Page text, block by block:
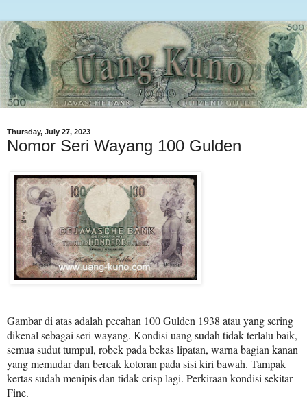
Thursday, July 27, 2023
Nomor Seri Wayang 100 Gulden
Gambar di atas adalah pecahan 100 Gulden 1938 atau yang sering
dikenal sebagai seri wayang. Kondisi uang sudah tidak terlalu baik,
semua sudut tumpul, robek pada bekas lipatan, warna bagian kanan
yang memudar dan bercak kotoran pada sisi kiri bawah. Tampak
kertas sudah menipis dan tidak crisp lagi. Perkiraan kondisi sekitar
Fine.